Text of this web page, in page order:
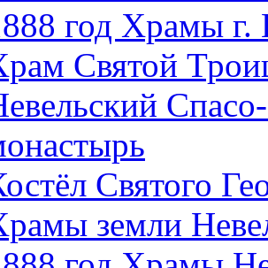
год Храмы г.
Святой
Святого
земли